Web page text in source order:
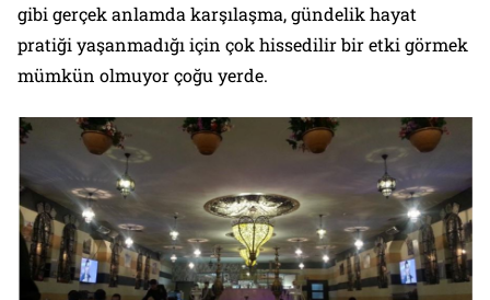
gibi gerçek anlamda karşılaşma, gündelik hayat
pratiği yaşanmadığı için çok hissedilir bir etki görmek
mümkün olmuyor çoğu yerde.